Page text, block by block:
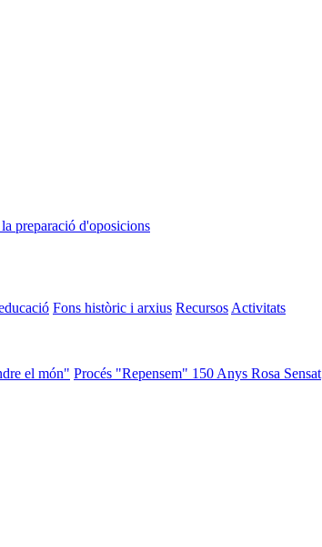
preparació d'oposicions
Fons històric i arxius Recursos Activitats
el món" Procés "Repensem" 150 Anys Rosa Sensat